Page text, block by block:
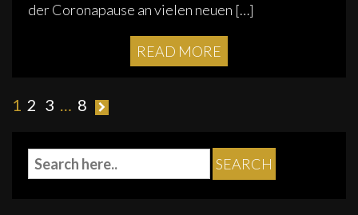
der Coronapause an vielen neuen […]
READ MORE
Seitennummerierung
Beiträge
1 2 3 … 8